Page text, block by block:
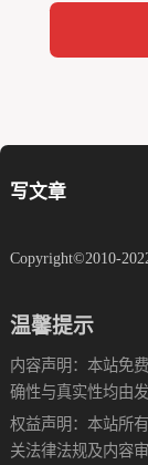
写文章
Copyright©2010-
温馨提示
内容声明：本站免
确性与真实性均由
权益声明：本站所
关法律法规及内容